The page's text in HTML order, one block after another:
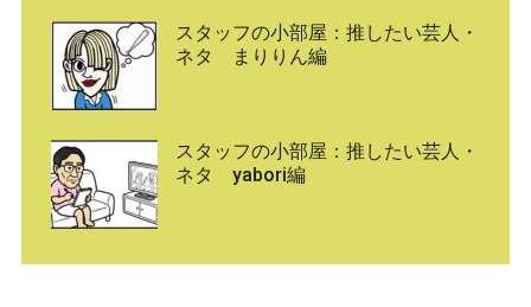
スタッフの小部屋：推したい芸人・
ネタ まりりん編
スタッフの小部屋：推したい芸人・
ネタ yabori編